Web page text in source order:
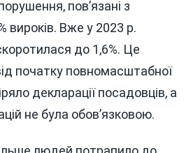
пов’язані з
вироків. Вже у 2023 р.
до 1,6%. Це
початку повномасштабної
декларації посадовців, а
не була обов’язковою.